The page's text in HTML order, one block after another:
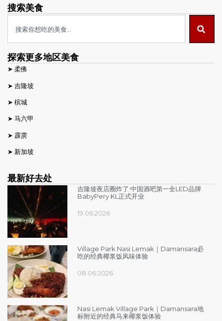
搜索美食
探索更多地区美食
最新好去处
吉隆坡夜店圈炸了:中国酒吧第一全LED品牌
BabyPery KL正式开业
19.06.2026
Village Park Nasi Lemak｜Damansara必
吃的经典椰浆饭风味体验
08.06.2026
Nasi Lemak Village Park｜Damansara地
标附近的经典马来椰浆饭体验
➤ 柔佛
➤ 吉隆坡
➤ 槟城
➤ 马六甲
➤ 霹雳
➤ 新加坡